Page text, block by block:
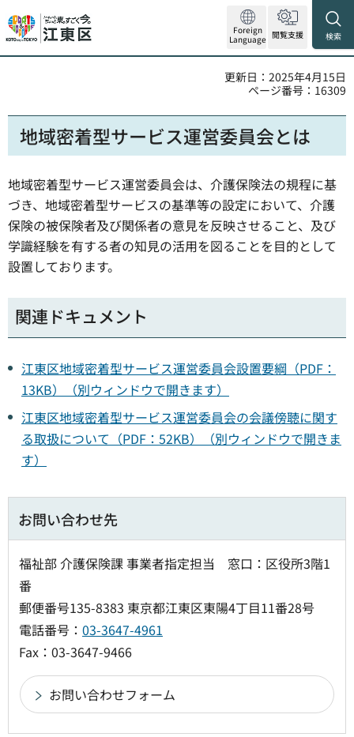
Foreign
Language 閲覧支援 検索
更新日：2025年4月15日
ページ番号：16309
地域密着型サービス運営委員会とは
地域密着型サービス運営委員会は、介護保険法の規程に基
づき、地域密着型サービスの基準等の設定において、介護
保険の被保険者及び関係者の意見を反映させること、及び
学識経験を有する者の知見の活用を図ることを目的として
設置しております。
関連ドキュメント
江東区地域密着型サービス運営委員会設置要綱（PDF：
13KB）（別ウィンドウで開きます）
江東区地域密着型サービス運営委員会の会議傍聴に関す
る取扱について（PDF：52KB）（別ウィンドウで開きま
す）
お問い合わせ先
福祉部 介護保険課 事業者指定担当 窓口：区役所3階1
番
郵便番号135-8383 東京都江東区東陽4丁目11番28号
電話番号： 03-3647-4961
Fax：03-3647-9466